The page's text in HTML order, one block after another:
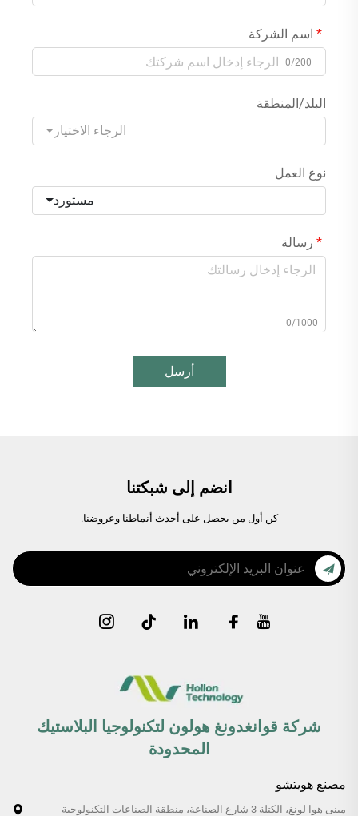
اسم الشركة
0/200
البلد/المنطقة
الرجاء الاختيار
نوع العمل
مستورد
رسالة
0/1000
أرسل
انضم إلى شبكتنا
كن أول من يحصل على أحدث أنماطنا وعروضنا.
شركة قوانغدونغ هولون لتكنولوجيا البلاستيك
المحدودة
مصنع هويتشو
مبنى هوا لونغ، الكتلة 3 شارع الصناعة، منطقة الصناعات التكنولوجية